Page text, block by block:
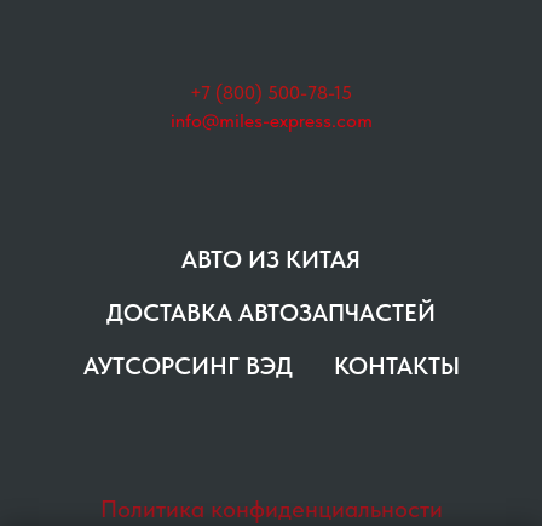
+7 (800) 500-78-15
info@miles-express.com
АВТО ИЗ КИТАЯ
ДОСТАВКА АВТОЗАПЧАСТЕЙ
АУТСОРСИНГ ВЭД
КОНТАКТЫ
Политика конфиденциальности